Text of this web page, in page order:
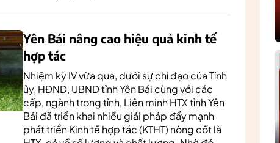
Yên Bái nâng cao hiệu quả kinh tế
hợp tác
Nhiệm kỳ IV vừa qua, dưới sự chỉ đạo của Tỉnh
ủy, HĐND, UBND tỉnh Yên Bái cùng với các
cấp, ngành trong tỉnh, Liên minh HTX tỉnh Yên
Bái đã triển khai nhiều giải pháp đẩy mạnh
phát triển Kinh tế hợp tác (KTHT) nòng cốt là